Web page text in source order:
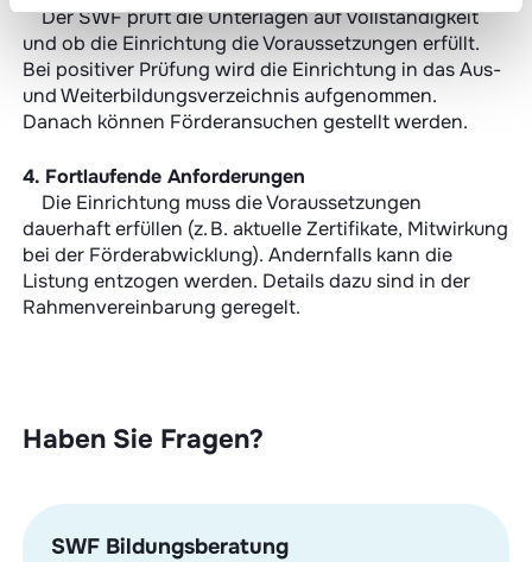
Der SWF prüft die Unterlagen auf Vollständigkeit
und ob die Einrichtung die Voraussetzungen erfüllt.
Bei positiver Prüfung wird die Einrichtung in das Aus-
und Weiterbildungsverzeichnis aufgenommen.
Danach können Förderansuchen gestellt werden.
4. Fortlaufende Anforderungen
Die Einrichtung muss die Voraussetzungen
dauerhaft erfüllen (z. B. aktuelle Zertifikate, Mitwirkung
bei der Förderabwicklung). Andernfalls kann die
Listung entzogen werden. Details dazu sind in der
Rahmenvereinbarung geregelt.
Haben Sie Fragen?
SWF Bildungsberatung